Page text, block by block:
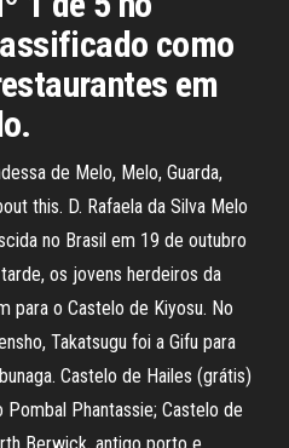
como
em
de Melo, Melo, Guarda,
this. D. Rafaela da Silva Melo
no Brasil em 19 de outubro
os jovens herdeiros da
para o Castelo de Kiyosu. No
Takatsugu foi a Gifu para
Castelo de Hailes (grátis)
Phantassie; Castelo de